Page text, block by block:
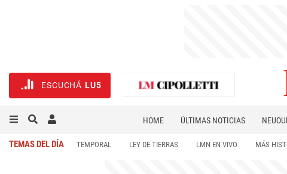
ESCUCHÁ LU5
HOME ÚLTIMAS NOTICIAS
TEMAS DEL DÍA TEMPORAL LEY DE TIERRAS LMN EN VIVO MÁS